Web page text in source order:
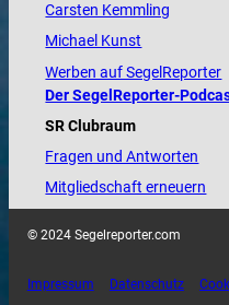
Carsten Kemmling
Michael Kunst
Werben auf SegelReporter
Der SegelReporter-
SR Clubraum
Fragen und Antworten
Mitgliedschaft erneuern
© 2024 Segelreporter.com
Impressum Datenschutz